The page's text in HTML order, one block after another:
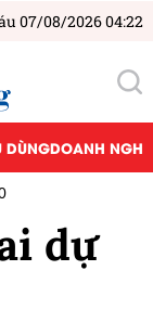
07/08/2026 04:22
DÙNGDOANH
dự